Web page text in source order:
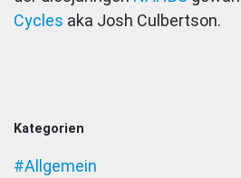
Kategorien
#Allgemein
Cycles aka Josh Culbertson.